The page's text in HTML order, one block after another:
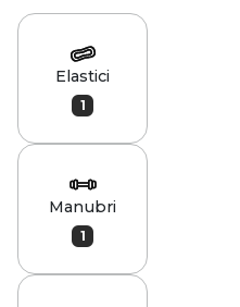
Elastici
1
Manubri
1